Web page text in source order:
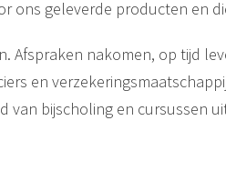
ons geleverde producten en
nakomen, op tijd
en
van bijscholing en